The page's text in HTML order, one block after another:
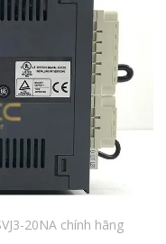
20NA chính hãng